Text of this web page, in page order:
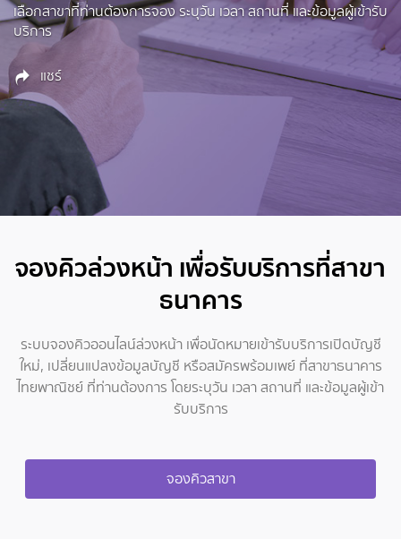
เลือกสาขาที่ท่านต้องการจอง ระบุวัน เวลา สถานที่ และข้อมูลผู้เข้ารับ
บริการ
แชร์
จองคิวล่วงหน้า เพื่อรับบริการที่สาขา
ธนาคาร
ระบบจองคิวออนไลน์ล่วงหน้า เพื่อนัดหมายเข้ารับบริการเปิดบัญชี
ใหม่, เปลี่ยนแปลงข้อมูลบัญชี หรือสมัครพร้อมเพย์ ที่สาขาธนาคาร
ไทยพาณิชย์ ที่ท่านต้องการ โดยระบุวัน เวลา สถานที่ และข้อมูลผู้เข้า
รับบริการ
จองคิวสาขา